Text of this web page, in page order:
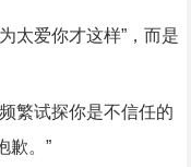
太爱你才这样”，而是
繁试探你是不信任的
歉。”